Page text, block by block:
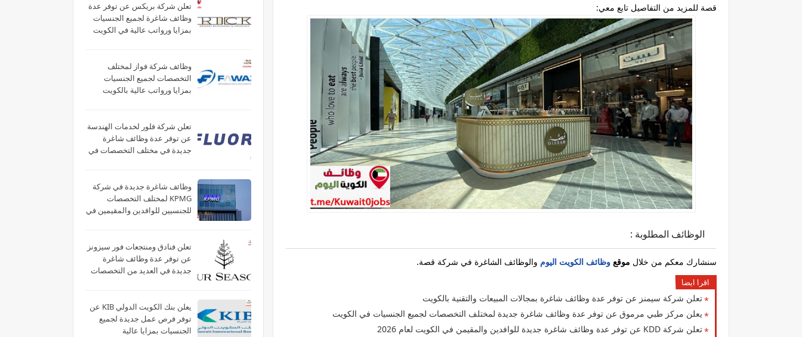
قصة للمزيد من التفاصيل تابع معي:
الوظائف المطلوبة :
سنشارك معكم من خلال موقع وظائف الكويت اليوم والوظائف الشاغرة في شركة قصة.
اقرا ايضا
تعلن شركة سيمنز عن توفر عدة وظائف شاغرة بمجالات المبيعات والتقنية بالكويت
يعلن مركز طبي مرموق عن توفر عدة وظائف شاغرة جديدة لمختلف التخصصات لجميع الجنسيات في الكويت
تعلن شركة ‏KDD‏ عن توفر عدة وظائف شاغرة جديدة للوافدين والمقيمن في الكويت لعام 2026
تعلن شركة بريكس عن توفر عدة
وظائف شاغرة لجميع الجنسيات
بمزايا ورواتب عالية في الكويت
وظائف شركة فواز لمختلف
التخصصات لجميع الجنسيات
بمزايا ورواتب عالية بالكويت
تعلن شركة فلور لخدمات الهندسة
عن توفر عدة وظائف شاغرة
جديدة في مختلف التخصصات في
وظائف شاغرة جديدة في شركة
‏KPMG لمختلف التخصصات
للجنسيين للوافدين والمقيمين في
تعلن فنادق ومنتجعات فور سيزونز‏
عن توفر عدة وظائف شاغرة
جديدة في العديد من التخصصات
يعلن بنك الكويت الدولي KIB عن
توفر فرص عمل جديدة لجميع
الجنسيات بمزايا عالية